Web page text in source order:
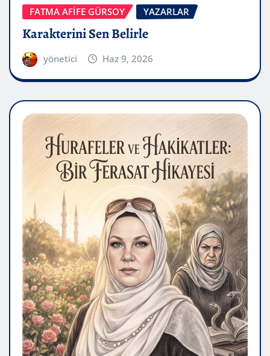
FATMA AFİFE GÜRSOY YAZARLAR
Karakterini Sen Belirle
yönetici Haz 9, 2026